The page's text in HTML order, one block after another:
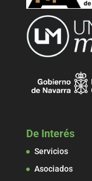
De Interés
Servicios
Asociados